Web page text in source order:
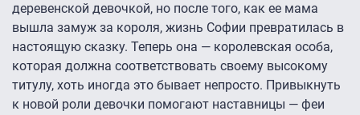
деревенской девочкой, но после того, как ее мама
вышла замуж за короля, жизнь Софии превратилась в
настоящую сказку. Теперь она — королевская особа,
которая должна соответствовать своему высокому
титулу, хоть иногда это бывает непросто. Привыкнуть
к новой роли девочки помогают наставницы — феи